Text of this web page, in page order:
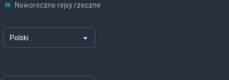
Noworoczne rejsy rzeczne
Polski